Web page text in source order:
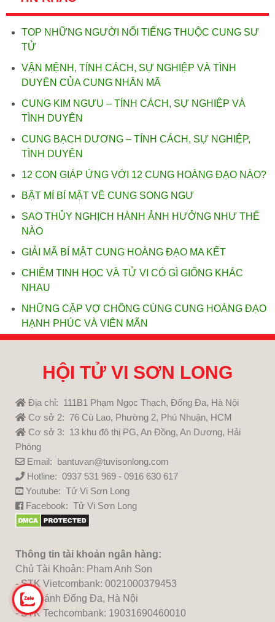
TOP NHỮNG NGƯỜI NỔI TIẾNG THUỘC CUNG SƯ
TỬ
VẬN MỆNH, TÍNH CÁCH, SỰ NGHIỆP VÀ TÌNH
DUYÊN CỦA CUNG NHÂN MÃ
CUNG KIM NGƯU – TÍNH CÁCH, SỰ NGHIỆP VÀ
TÌNH DUYÊN
CUNG BẠCH DƯƠNG – TÍNH CÁCH, SỰ NGHIỆP,
TÌNH DUYÊN
12 CON GIÁP ỨNG VỚI 12 CUNG HOÀNG ĐẠO NÀO?
BẬT MÍ BÍ MẬT VỀ CUNG SONG NGƯ
SAO THỦY NGHỊCH HÀNH ẢNH HƯỞNG NHƯ THẾ
NÀO
GIẢI MÃ BÍ MẬT CUNG HOÀNG ĐẠO MA KẾT
CHIÊM TINH HỌC VÀ TỬ VI CÓ GÌ GIỐNG KHÁC
NHAU
NHỮNG CẶP VỢ CHỒNG CÙNG CUNG HOÀNG ĐẠO
HẠNH PHÚC VÀ VIÊN MÃN
HỘI TỬ VI SƠN LONG
Địa chỉ: 111B1 Phạm Ngọc Thạch, Đống Đa, Hà Nội
Cơ sở 2: 76 Cù Lao, Phường 2, Phú Nhuận, HCM
Cơ sở 3: 13 khu đô thị PG, An Đồng, An Dương, Hải
Phòng
Email: bantuvan@tuvisonlong.com
Hotline: 0937 531 969 - 0916 630 617
Youtube: Tử Vi Sơn Long
Facebook: Tử Vi Sơn Long
Thông tin tài khoản ngân hàng:
Chủ Tài Khoản: Pham Anh Son
- STK Vietcombank: 0021000379453
Chi nhánh Đống Đa, Hà Nội
- STK Techcombank: 19031690460010